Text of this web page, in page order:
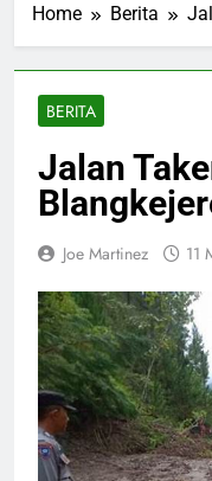
Home Berita
BERITA
Jalan
Joe Martinez 11